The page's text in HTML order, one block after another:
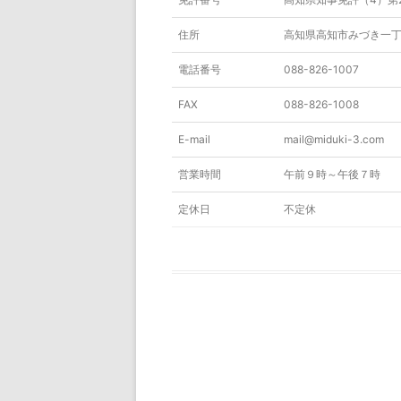
住所 高知県高知市みづき一
電話番号 088-826-1007
FAX 088-826-1008
E-mail mail@miduki-3.com
営業時間 午前９時～午後７時
定休日 不定休